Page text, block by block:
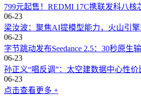
799元起售！REDMI 17C携联发科八核
06-23
梁汝波：聚焦AI提模型能力，火山引擎
06-23
字节跳动发布Seedance 2.5：30秒原
06-23
孙正义“唱反调”：太空建数据中心性
06-23
点击查看更多 +